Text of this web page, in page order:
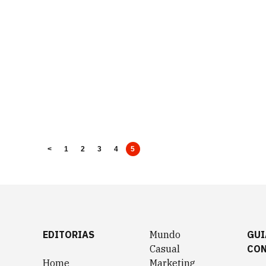
< 1 2 3 4 5
EDITORIAS
Home
Mundo
Casual
Marketing